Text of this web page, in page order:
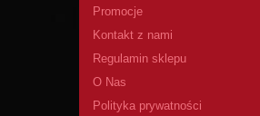
Promocje
Kontakt z nami
Regulamin sklepu
O Nas
Polityka prywatności